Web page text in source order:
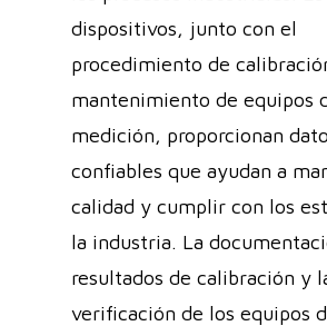
dispositivos, junto con el
procedimiento de
mantenimiento de equipos
medición, proporcionan
confiables que ayudan a
calidad y cumplir con los
la industria. La
resultados de calibración y
verificación de los equipos